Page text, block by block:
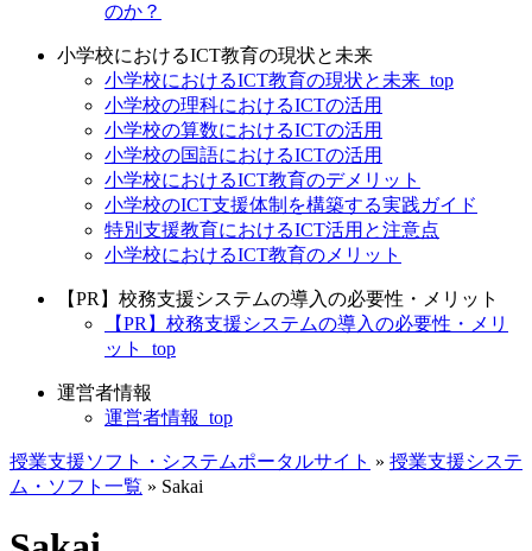
のか？
小学校におけるICT教育の現状と未来
小学校におけるICT教育の現状と未来_top
小学校の理科におけるICTの活用
小学校の算数におけるICTの活用
小学校の国語におけるICTの活用
小学校におけるICT教育のデメリット
小学校のICT支援体制を構築する実践ガイド
特別支援教育におけるICT活用と注意点
小学校におけるICT教育のメリット
【PR】校務支援システムの導入の必要性・メリット
【PR】校務支援システムの導入の必要性・メリ
ット_top
運営者情報
運営者情報_top
授業支援ソフト・システムポータルサイト » 授業支援システ
ム・ソフト一覧 » Sakai